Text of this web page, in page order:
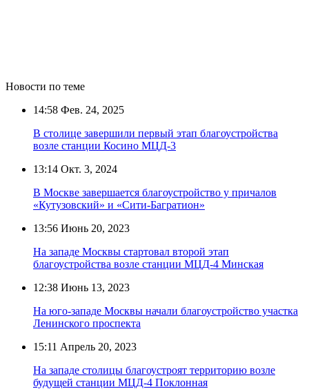
Новости по теме
14:58 Фев. 24, 2025
В столице завершили первый этап благоустройства
возле станции Косино МЦД-3
13:14 Окт. 3, 2024
В Москве завершается благоустройство у причалов
«Кутузовский» и «Сити-Багратион»
13:56 Июнь 20, 2023
На западе Москвы стартовал второй этап
благоустройства возле станции МЦД-4 Минская
12:38 Июнь 13, 2023
На юго-западе Москвы начали благоустройство участка
Ленинского проспекта
15:11 Апрель 20, 2023
На западе столицы благоустроят территорию возле
будущей станции МЦД-4 Поклонная